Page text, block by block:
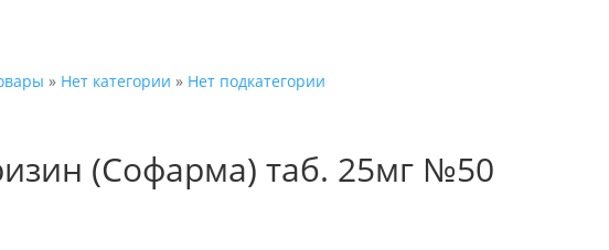
» Нет категории » Нет подкатегории
(Софарма) таб. 25мг №50